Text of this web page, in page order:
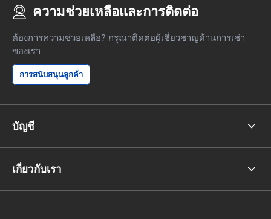
ความช่วยเหลือและการติดต่อ
ต้องการความช่วยเหลือ? กรุณาติดต่อผู้เชี่ยวชาญด้านการเช่า
ของเรา
การสนับสนุนลูกค้า
บัญชี
เกี่ยวกับเรา